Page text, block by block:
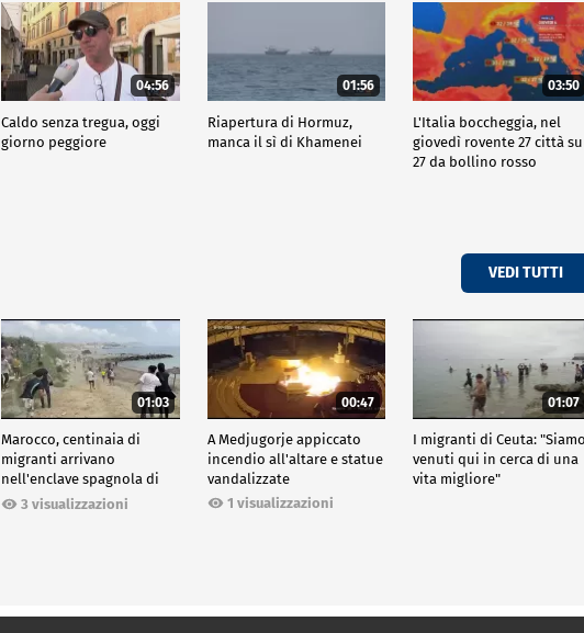
04:56
Caldo senza tregua, oggi
giorno peggiore
01:56
Riapertura di Hormuz,
manca il sì di Khamenei
03:50
L'Italia boccheggia, nel
giovedì rovente 27 città su
27 da bollino rosso
VEDI TUTTI
01:03
Marocco, centinaia di
migranti arrivano
nell'enclave spagnola di
Ceuta3 visualizzazioni
00:47
A Medjugorje appiccato
incendio all'altare e statue
vandalizzate
1 visualizzazioni
01:07
I migranti di Ceuta: "Siamo
venuti qui in cerca di una
vita migliore"